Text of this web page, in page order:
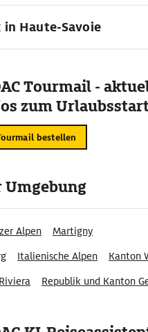
Aquariazin Avoriaz
der Abenteuerpark
Groß und Klein bietet.
von Textautomation
in Haute-Savoie
Tourmail -
zum
bestellen
Umgebung
Alpen
Martigny
Italienische Alpen
Kanton
Republik und Kanton